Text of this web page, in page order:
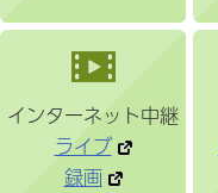
インターネット中継
ライブ
録画